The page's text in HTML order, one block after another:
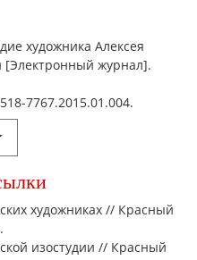
художника Алексея
[Электронный журнал].
7767.2015.01.004.
художниках // Красный
изостудии // Красный